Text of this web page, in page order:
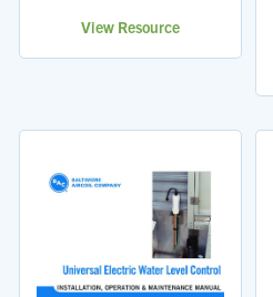
View Resource